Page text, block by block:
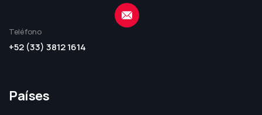
Teléfono
+52 (33) 3812 1614
Países